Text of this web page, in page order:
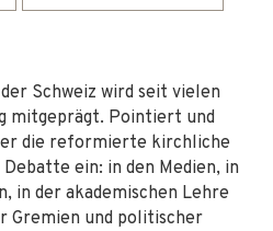
Schweiz wird seit vielen
mitgeprägt. Pointiert und
die reformierte kirchliche
ein: in den Medien, in
in der akademischen Lehre
Gremien und politischer